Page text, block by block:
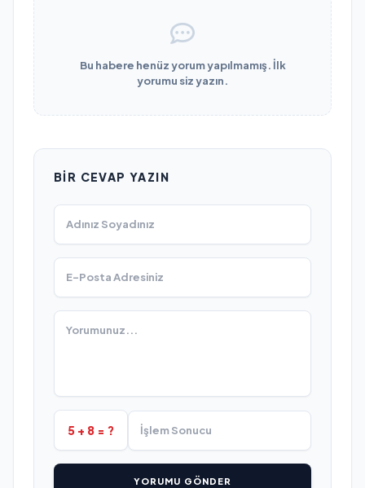
Bu habere henüz yorum yapılmamış. İlk
yorumu siz yazın.
BIR CEVAP YAZIN
5 + 8 = ?
YORUMU GÖNDER